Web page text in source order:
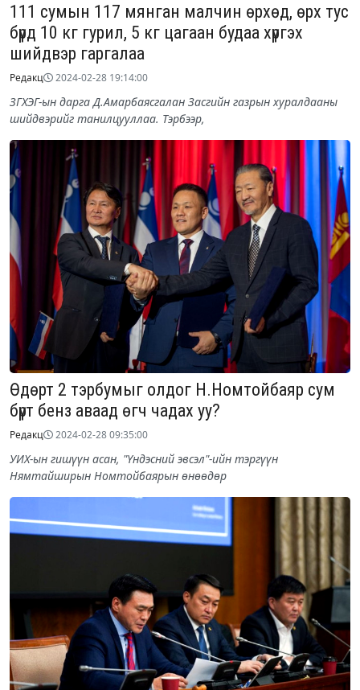
111 сумын 117 мянган малчин өрхөд, өрх тус
бүрд 10 кг гурил, 5 кг цагаан будаа хүргэх
шийдвэр гаргалаа
Редакц 2024-02-28 19:14:00
ЗГХЭГ-ын дарга Д.Амарбаясгалан Засгийн газрын хуралдааны
шийдвэрийг танилцууллаа. Тэрбээр,
Өдөрт 2 тэрбумыг олдог Н.Номтойбаяр сум
бүрт бенз аваад өгч чадах уу?
Редакц 2024-02-28 09:35:00
УИХ-ын гишүүн асан, "Үндэсний эвсэл"-ийн тэргүүн
Нямтайширын Номтойбаярын өнөөдөр